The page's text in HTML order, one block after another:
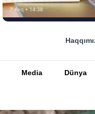
7 Avq • 14:38
Media Dünya